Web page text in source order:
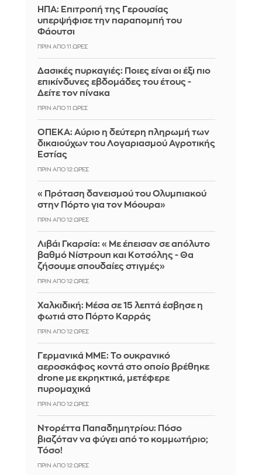
ΗΠΑ: Επιτροπή της Γερουσίας
υπερψήφισε την παραπομπή του
Φάουτσι
ΠΡΙΝ ΑΠΌ 11 ΏΡΕΣ
Δασικές πυρκαγιές: Ποιες είναι οι έξι πιο
επικίνδυνες εβδομάδες του έτους -
Δείτε τον πίνακα
ΠΡΙΝ ΑΠΌ 11 ΏΡΕΣ
ΟΠΕΚΑ: Αύριο η δεύτερη πληρωμή των
δικαιούχων του Λογαριασμού Αγροτικής
Εστίας
ΠΡΙΝ ΑΠΌ 12 ΏΡΕΣ
«Πρόταση δανεισμού του Ολυμπιακού
στην Πόρτο για τον Μόουρα»
ΠΡΙΝ ΑΠΌ 12 ΏΡΕΣ
Λιβάι Γκαρσία: «Με έπεισαν σε απόλυτο
βαθμό Νίστρουπ και Κοτσόλης - Θα
ζήσουμε σπουδαίες στιγμές»
ΠΡΙΝ ΑΠΌ 12 ΏΡΕΣ
Χαλκιδική: Μέσα σε 15 λεπτά έσβησε η
φωτιά στο Πόρτο Καρράς
ΠΡΙΝ ΑΠΌ 12 ΏΡΕΣ
Γερμανικά ΜΜΕ: Το ουκρανικό
αεροσκάφος κοντά στο οποίο βρέθηκε
drone με εκρηκτικά, μετέφερε
πυρομαχικά
ΠΡΙΝ ΑΠΌ 12 ΏΡΕΣ
Ντορέττα Παπαδημητρίου: Πόσο
βιαζόταν να φύγει από το κομμωτήριο;
Τόσο!
ΠΡΙΝ ΑΠΌ 12 ΏΡΕΣ